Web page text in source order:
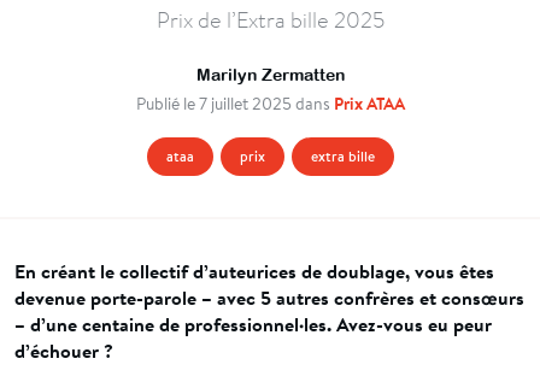
Prix de l’Extra bille 2025
Marilyn Zermatten
Publié le 7 juillet 2025 dans Prix ATAA
ataa prix extra bille
En créant le collectif d’auteurices de doublage, vous êtes
devenue porte-parole – avec 5 autres confrères et consœurs
– d’une centaine de professionnel·les. Avez-vous eu peur
d’échouer ?